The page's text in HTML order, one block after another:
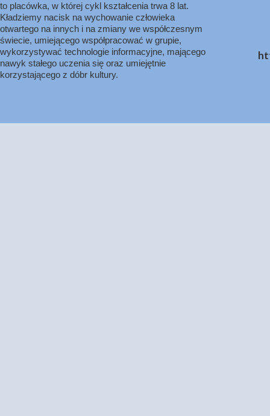
to placówka, w której cykl kształcenia trwa 8 lat.
Kładziemy nacisk na wychowanie człowieka
otwartego na innych i na zmiany we współczesnym
świecie, umiejącego współpracować w grupie,
wykorzystywać technologie informacyjne, mającego
nawyk stałego uczenia się oraz umiejętnie
korzystającego z dóbr kultury.